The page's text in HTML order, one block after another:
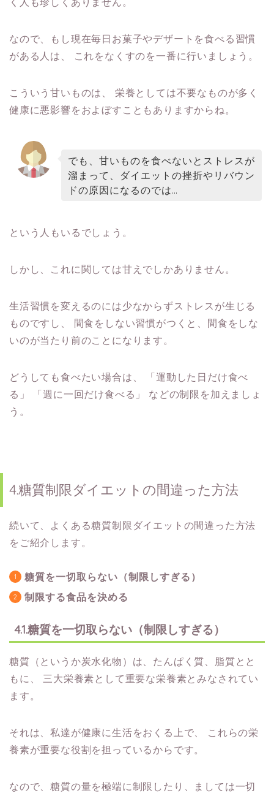
なので、もし現在毎日お菓子やデザートを食べる習慣
がある人は、
これをなくすのを一番に行いましょう。
こういう甘いものは、
栄養としては不要なものが多く
健康に悪影響をおよぼすこともありますからね。
でも、甘いものを食べないとストレスが
溜まって、ダイエットの挫折やリバウン
ドの原因になるのでは…
という人もいるでしょう。
しかし、これに関しては甘えでしかありません。
生活習慣を変えるのには少なからずストレスが生じる
ものですし、
間食をしない習慣がつくと、間食をしな
いのが当たり前のことになります。
どうしても食べたい場合は、
「運動した日だけ食べ
る」
「週に一回だけ食べる」
などの制限を加えましょ
う。
4.糖質制限ダイエットの間違った方法
続いて、よくある糖質制限ダイエットの間違った方法
をご紹介します。
糖質を一切取らない（制限しすぎる）
制限する食品を決める
4.1.糖質を一切取らない（制限しすぎる）
糖質（というか炭水化物）は、たんぱく質、脂質とと
もに、
三大栄養素として重要な栄養素とみなされてい
ます。
それは、私達が健康に生活をおくる上で、
これらの栄
養素が重要な役割を担っているからです。
なので、糖質の量を極端に制限したり、ましては一切